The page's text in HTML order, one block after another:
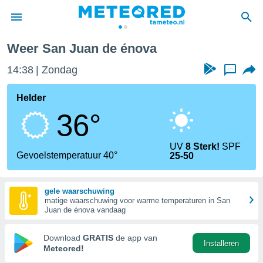
door
verstrekte
hoge
hebt de
voor
op basis
Weer San Juan de énova
14:38 Zondag ...
Helder
36°
Gevoelstemperatuur 40°
UV8 Sterk! SPF
25-50
gele waarschuwing
matige waarschuwing voor warme temperaturen in San
Juan de énova vandaag
Download GRATIS de app van
Meteored!
Installeren